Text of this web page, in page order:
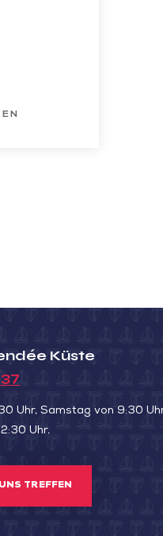
Küste
Uhr, Samstag von 9:30
Uhr.
UNS TREFFEN